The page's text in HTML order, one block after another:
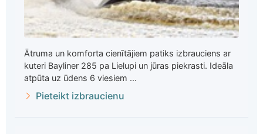
Ātruma un komforta cienītājiem patiks izbrauciens ar
kuteri Bayliner 285 pa Lielupi un jūras piekrasti. Ideāla
atpūta uz ūdens 6 viesiem ...
Pieteikt izbraucienu